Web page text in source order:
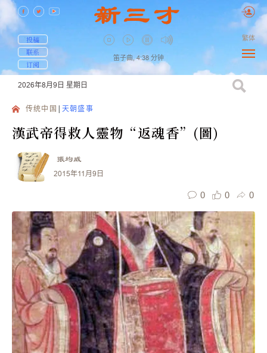
投稿
联系
订阅
笛子曲, 4:38 分钟
繁体
2026年8月9日 星期日
传统中国 天朝盛事
漢武帝得救人靈物“返魂香”(圖)
張均威
2015年11月9日
0 0 0